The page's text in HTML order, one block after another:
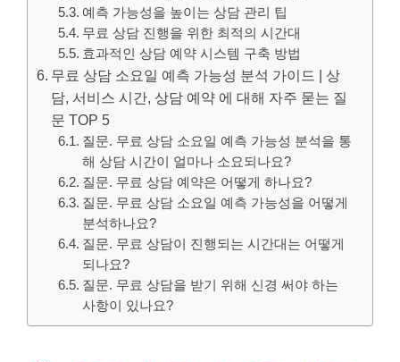
예측 가능성을 높이는 상담 관리 팁
무료 상담 진행을 위한 최적의 시간대
효과적인 상담 예약 시스템 구축 방법
무료 상담 소요일 예측 가능성 분석 가이드 | 상
담, 서비스 시간, 상담 예약 에 대해 자주 묻는 질
문 TOP 5
질문. 무료 상담 소요일 예측 가능성 분석을 통
해 상담 시간이 얼마나 소요되나요?
질문. 무료 상담 예약은 어떻게 하나요?
질문. 무료 상담 소요일 예측 가능성을 어떻게
분석하나요?
질문. 무료 상담이 진행되는 시간대는 어떻게
되나요?
질문. 무료 상담을 받기 위해 신경 써야 하는
사항이 있나요?